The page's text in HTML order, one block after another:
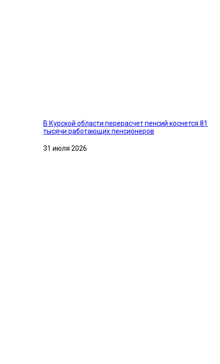
В Курской области перерасчет пенсий коснется 81
тысячи работающих пенсионеров
31 июля 2026